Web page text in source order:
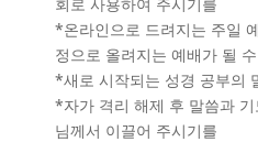
*온라인으로 드려지는 주일
정으로 올려지는 예배가 될
*새로 시작되는 성경 공부의
*자가 격리 해제 후 말씀과
님께서 이끌어 주시기를